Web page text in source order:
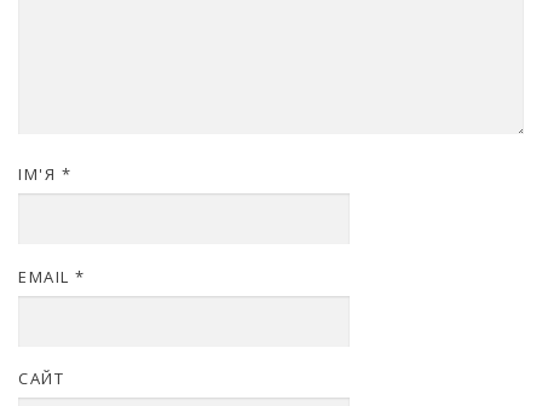
ІМ'Я *
EMAIL *
САЙТ